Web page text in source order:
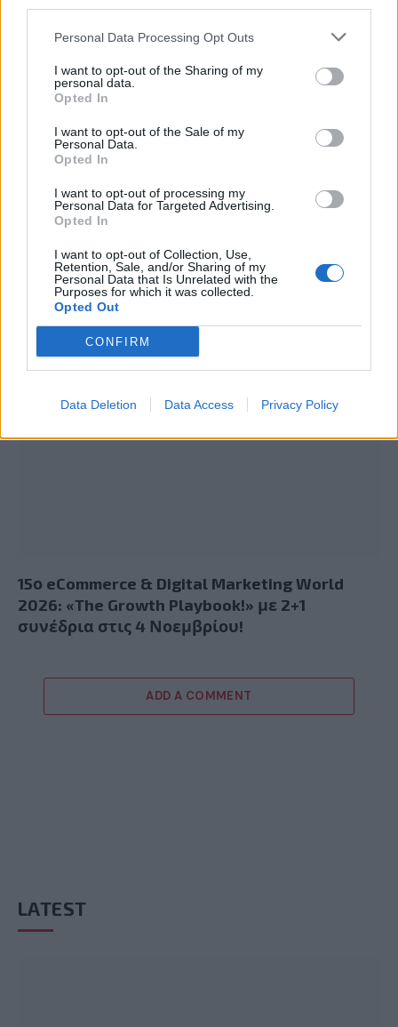
Personal Data Processing Opt Outs
I want to opt-out of the Sharing of my
personal data.
Opted In
I want to opt-out of the Sale of my
Personal Data.
Opted In
I want to opt-out of processing my
Personal Data for Targeted Advertising.
Opted In
I want to opt-out of Collection, Use,
Retention, Sale, and/or Sharing of my
Personal Data that Is Unrelated with the
Purposes for which it was collected.
Opted Out
CONFIRM
Data Deletion Data Access Privacy Policy
στιγμή σε απόλυτη gaming εμπειρία!
Ο Geralt επιστρέφει! Πρώτη παρουσίαση του
νέου expansion του The Witcher 3 στη
Gamescom
15ο eCommerce & Digital Marketing World
2026: «The Growth Playbook!» με 2+1
συνέδρια στις 4 Νοεμβρίου!
ADD A COMMENT
LATEST